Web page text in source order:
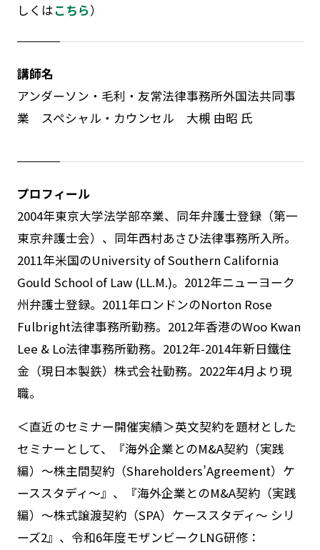
しくはこちら）
講師名
アンダーソン・毛利・友常法律事務所外国法共同事
業 スペシャル・カウンセル 大槻 由昭 氏
プロフィール
2004年東京大学法学部卒業、同年弁護士登録（第一
東京弁護士会）、同年西村あさひ法律事務所入所。
2011年米国のUniversity of Southern California
Gould School of Law (LL.M.)。 2012年ニューヨーク
州弁護士登録。 2011年ロンドンのNorton Rose
Fulbright法律事務所勤務。 2012年香港のWoo Kwan
Lee & Lo法律事務所勤務。 2012年-2014年新日鐵住
金（現日本製鉄）株式会社勤務。 2022年4月より現
職。
＜直近のセミナー開催実績＞英文契約を題材とした
セミナーとして、『海外企業とのM&A契約（実践
編）～株主間契約（Shareholders’Agreement）ケ
ーススタディ～』、『海外企業とのM&A契約（実践
編）～株式譲渡契約（SPA）ケーススタディ～ シリ
ーズ2』、令和6年度モザンビークLNG研修：